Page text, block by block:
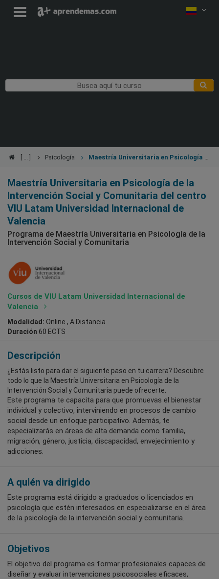
Psicología
Maestría Universitaria en Psicología de la
Intervención Social y Comunitaria del centro
VIU Latam Universidad Internacional de
Valencia
Programa de Maestría Universitaria en Psicología de la
Intervención Social y Comunitaria
Cursos de VIU Latam Universidad Internacional de
Valencia
Modalidad: Online , A Distancia
Duración 60 ECTS
Descripción
¿Estás listo para dar el siguiente paso en tu carrera? Descubre
todo lo que la Maestría Universitaria en Psicología de la
Intervención Social y Comunitaria puede ofrecerte.
Este programa te capacita para que promuevas el bienestar
individual y colectivo, interviniendo en procesos de cambio
social desde un enfoque participativo. Además, te
especializarás en áreas de alta demanda como familia,
migración, género, justicia, discapacidad, envejecimiento y
adicciones.
A quién va dirigido
Este programa está dirigido a graduados o licenciados en
psicología que estén interesados en especializarse en el área
de la psicología de la intervención social y comunitaria.
Objetivos
El objetivo del programa es formar profesionales capaces de
diseñar y evaluar intervenciones psicosociales eficaces,